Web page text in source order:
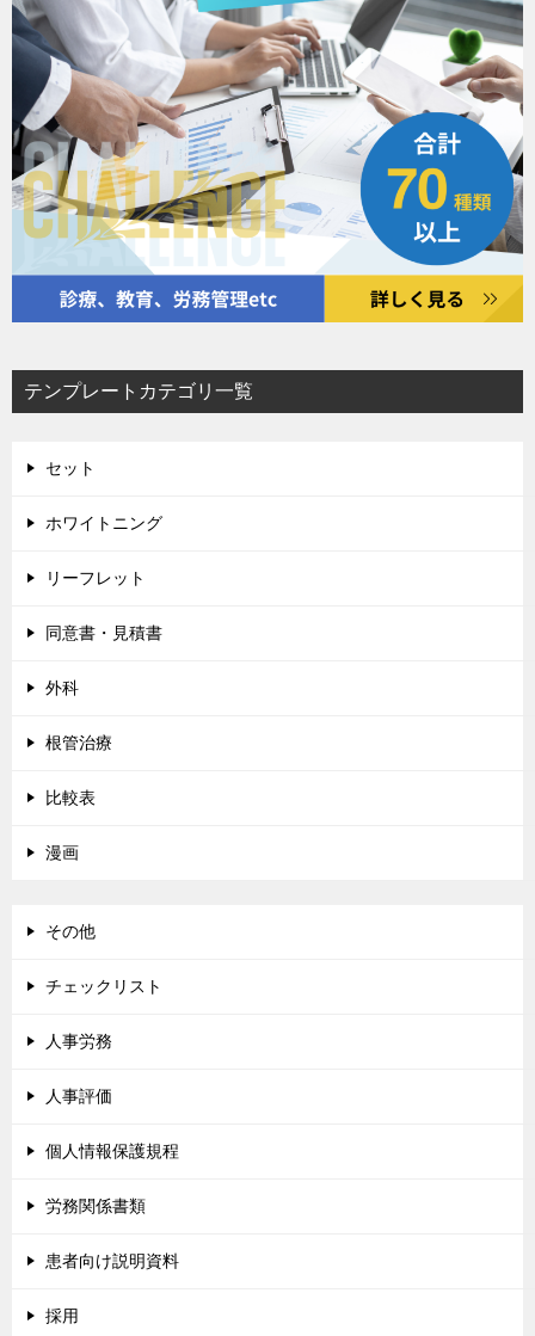
テンプレートカテゴリ一覧
セット
ホワイトニング
リーフレット
同意書・見積書
外科
根管治療
比較表
漫画
その他
チェックリスト
人事労務
人事評価
個人情報保護規程
労務関係書類
患者向け説明資料
採用